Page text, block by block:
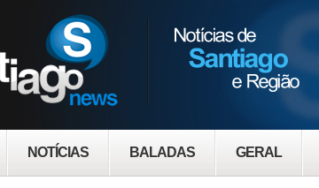
NOTÍCIAS BALADAS GERAL